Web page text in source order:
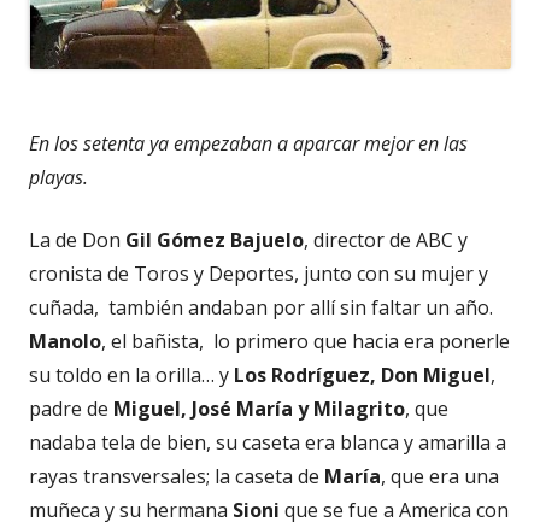
En los setenta ya empezaban a aparcar mejor en las
playas.
La de Don Gil Gómez Bajuelo, director de ABC y
cronista de Toros y Deportes, junto con su mujer y
cuñada, también andaban por allí sin faltar un año.
Manolo, el bañista, lo primero que hacia era ponerle
su toldo en la orilla… y Los Rodríguez, Don Miguel,
padre de Miguel, José María y Milagrito, que
nadaba tela de bien, su caseta era blanca y amarilla a
rayas transversales; la caseta de María, que era una
muñeca y su hermana Sioni que se fue a America con